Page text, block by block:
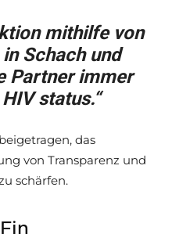
mithilfe von
Schach und
Partner immer
status.“
das
von Transparenz und
schärfen.